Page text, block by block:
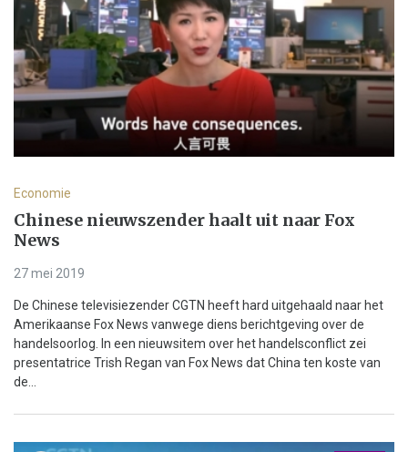
Economie
Chinese nieuwszender haalt uit naar Fox
News
27 mei 2019
De Chinese televisiezender CGTN heeft hard uitgehaald naar het
Amerikaanse Fox News vanwege diens berichtgeving over de
handelsoorlog. In een nieuwsitem over het handelsconflict zei
presentatrice Trish Regan van Fox News dat China ten koste van
de...